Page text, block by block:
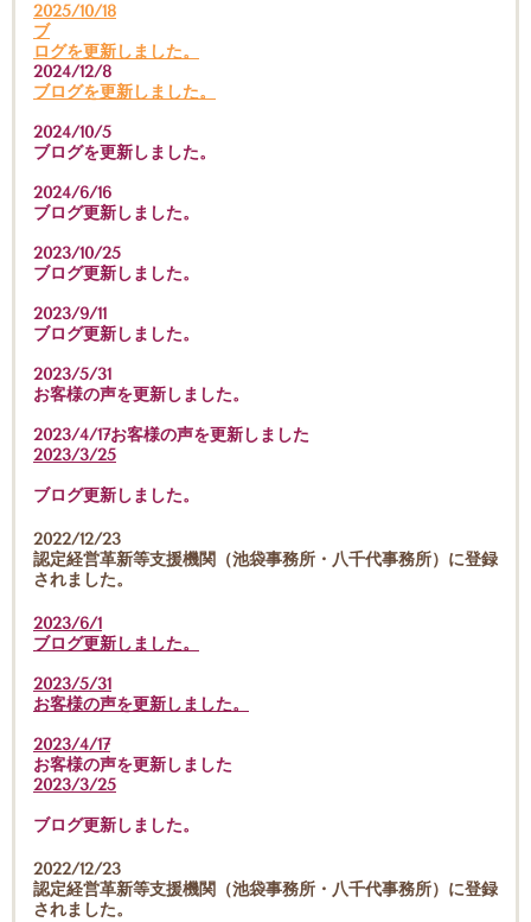
2025/10/18
ブ
ログを更新しました。
2024/12/8
ブログを更新しました。
2024/10/5
ブログを更新しました。
2024/6/16
ブログ更新しました。
2023/10/25
ブログ更新しました。
2023/9/11
ブログ更新しました。
2023/5/31
お客様の声を更新しました。
2023/4/17お客様の声を更新しました
2023/3/25
ブログ更新しました。
2022/12/23
認定経営革新等支援機関（池袋事務所・八千代事務所）に登録
されました。
2023/6/1
ブログ更新しました。
2023/5/31
お客様の声を更新しました。
2023/4/17
お客様の声を更新しました
2023/3/25
ブログ更新しました。
2022/12/23
認定経営革新等支援機関（池袋事務所・八千代事務所）に登録
されました。